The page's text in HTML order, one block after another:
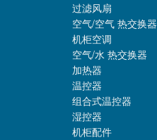
过滤风扇
空气/空气 热交换器
机柜空调
空气/水 热交换器
加热器
温控器
组合式温控器
湿控器
机柜配件